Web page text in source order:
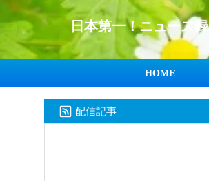
日本第一！ニュース録
HOME
配信記事